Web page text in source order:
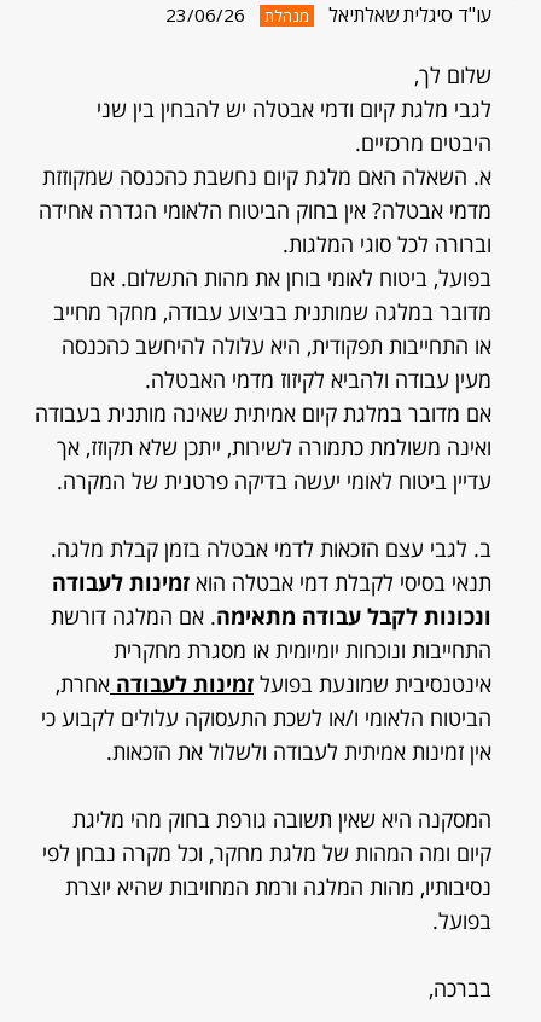
עו"ד סיגלית שאלתיאל מנהלת 23/06/26
שלום לך,
לגבי מלגת קיום ודמי אבטלה יש להבחין בין שני
היבטים מרכזיים.
א. השאלה האם מלגת קיום נחשבת כהכנסה שמקוזזת
מדמי אבטלה? אין בחוק הביטוח הלאומי הגדרה אחידה
וברורה לכל סוגי המלגות.
בפועל, ביטוח לאומי בוחן את מהות התשלום. אם
מדובר במלגה שמותנית בביצוע עבודה, מחקר מחייב
או התחייבות תפקודית, היא עלולה להיחשב כהכנסה
מעין עבודה ולהביא לקיזוז מדמי האבטלה.
אם מדובר במלגת קיום אמיתית שאינה מותנית בעבודה
ואינה משולמת כתמורה לשירות, ייתכן שלא תקוזז, אך
עדיין ביטוח לאומי יעשה בדיקה פרטנית של המקרה.
ב. לגבי עצם הזכאות לדמי אבטלה בזמן קבלת מלגה.
תנאי בסיסי לקבלת דמי אבטלה הוא זמינות לעבודה
ונכונות לקבל עבודה מתאימה. אם המלגה דורשת
התחייבות ונוכחות יומיומית או מסגרת מחקרית
אינטנסיבית שמונעת בפועל זמינות לעבודה אחרת,
הביטוח הלאומי ו/או לשכת התעסוקה עלולים לקבוע כי
אין זמינות אמיתית לעבודה ולשלול את הזכאות.
המסקנה היא שאין תשובה גורפת בחוק מהי מליגת
קיום ומה המהות של מלגת מחקר, וכל מקרה נבחן לפי
נסיבותיו, מהות המלגה ורמת המחויבות שהיא יוצרת
בפועל.
בברכה,